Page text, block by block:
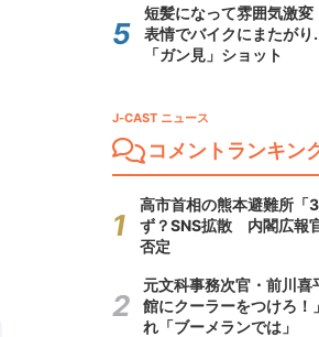
短髪になって雰囲気激
表情でバイクにまたがり
「ガン見」ショット
J-CAST ニュース
コメントランキン
高市首相の熊本避難所「
ず？SNS拡散 内閣広報
否定
元文科事務次官・前川喜
館にクーラーをつけろ！
れ「ブーメランでは」